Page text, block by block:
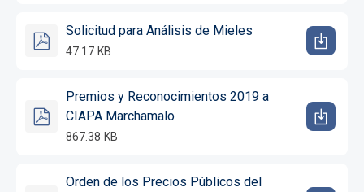
Solicitud para Análisis de Mieles
47.17 KB
Premios y Reconocimientos 2019 a
CIAPA Marchamalo
867.38 KB
Orden de los Precios Públicos del